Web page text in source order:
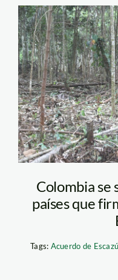
jaime-
Colombia se
países que
Tags: Acuerdo de Escazú